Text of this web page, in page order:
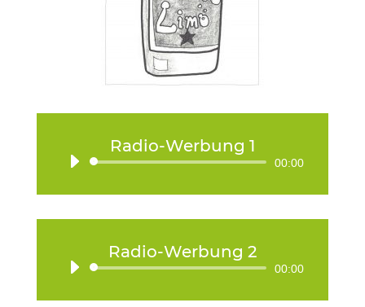
Radio-Werbung 1
Audio-
00:00
Radio-Werbung 2
Audio-
00:00